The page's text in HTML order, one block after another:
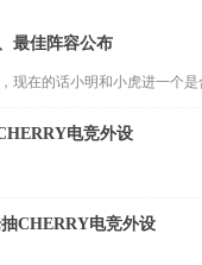
最佳阵容公布
现在的话小明和小虎进一个是
电竞外设
CHERRY电竞外设